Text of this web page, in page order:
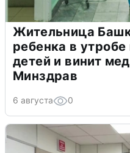
Жительница
ребенка в
детей и винит
Минздрав
6 августа 0